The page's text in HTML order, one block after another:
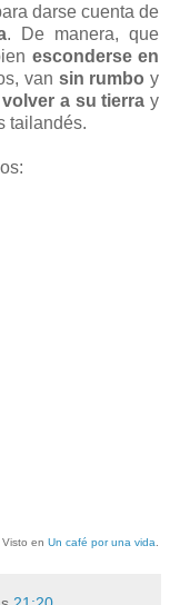
darse cuenta de
. De manera, que
esconderse en
van sin rumbo y
a su tierra y
tailandés.
Visto en Un café por una vida